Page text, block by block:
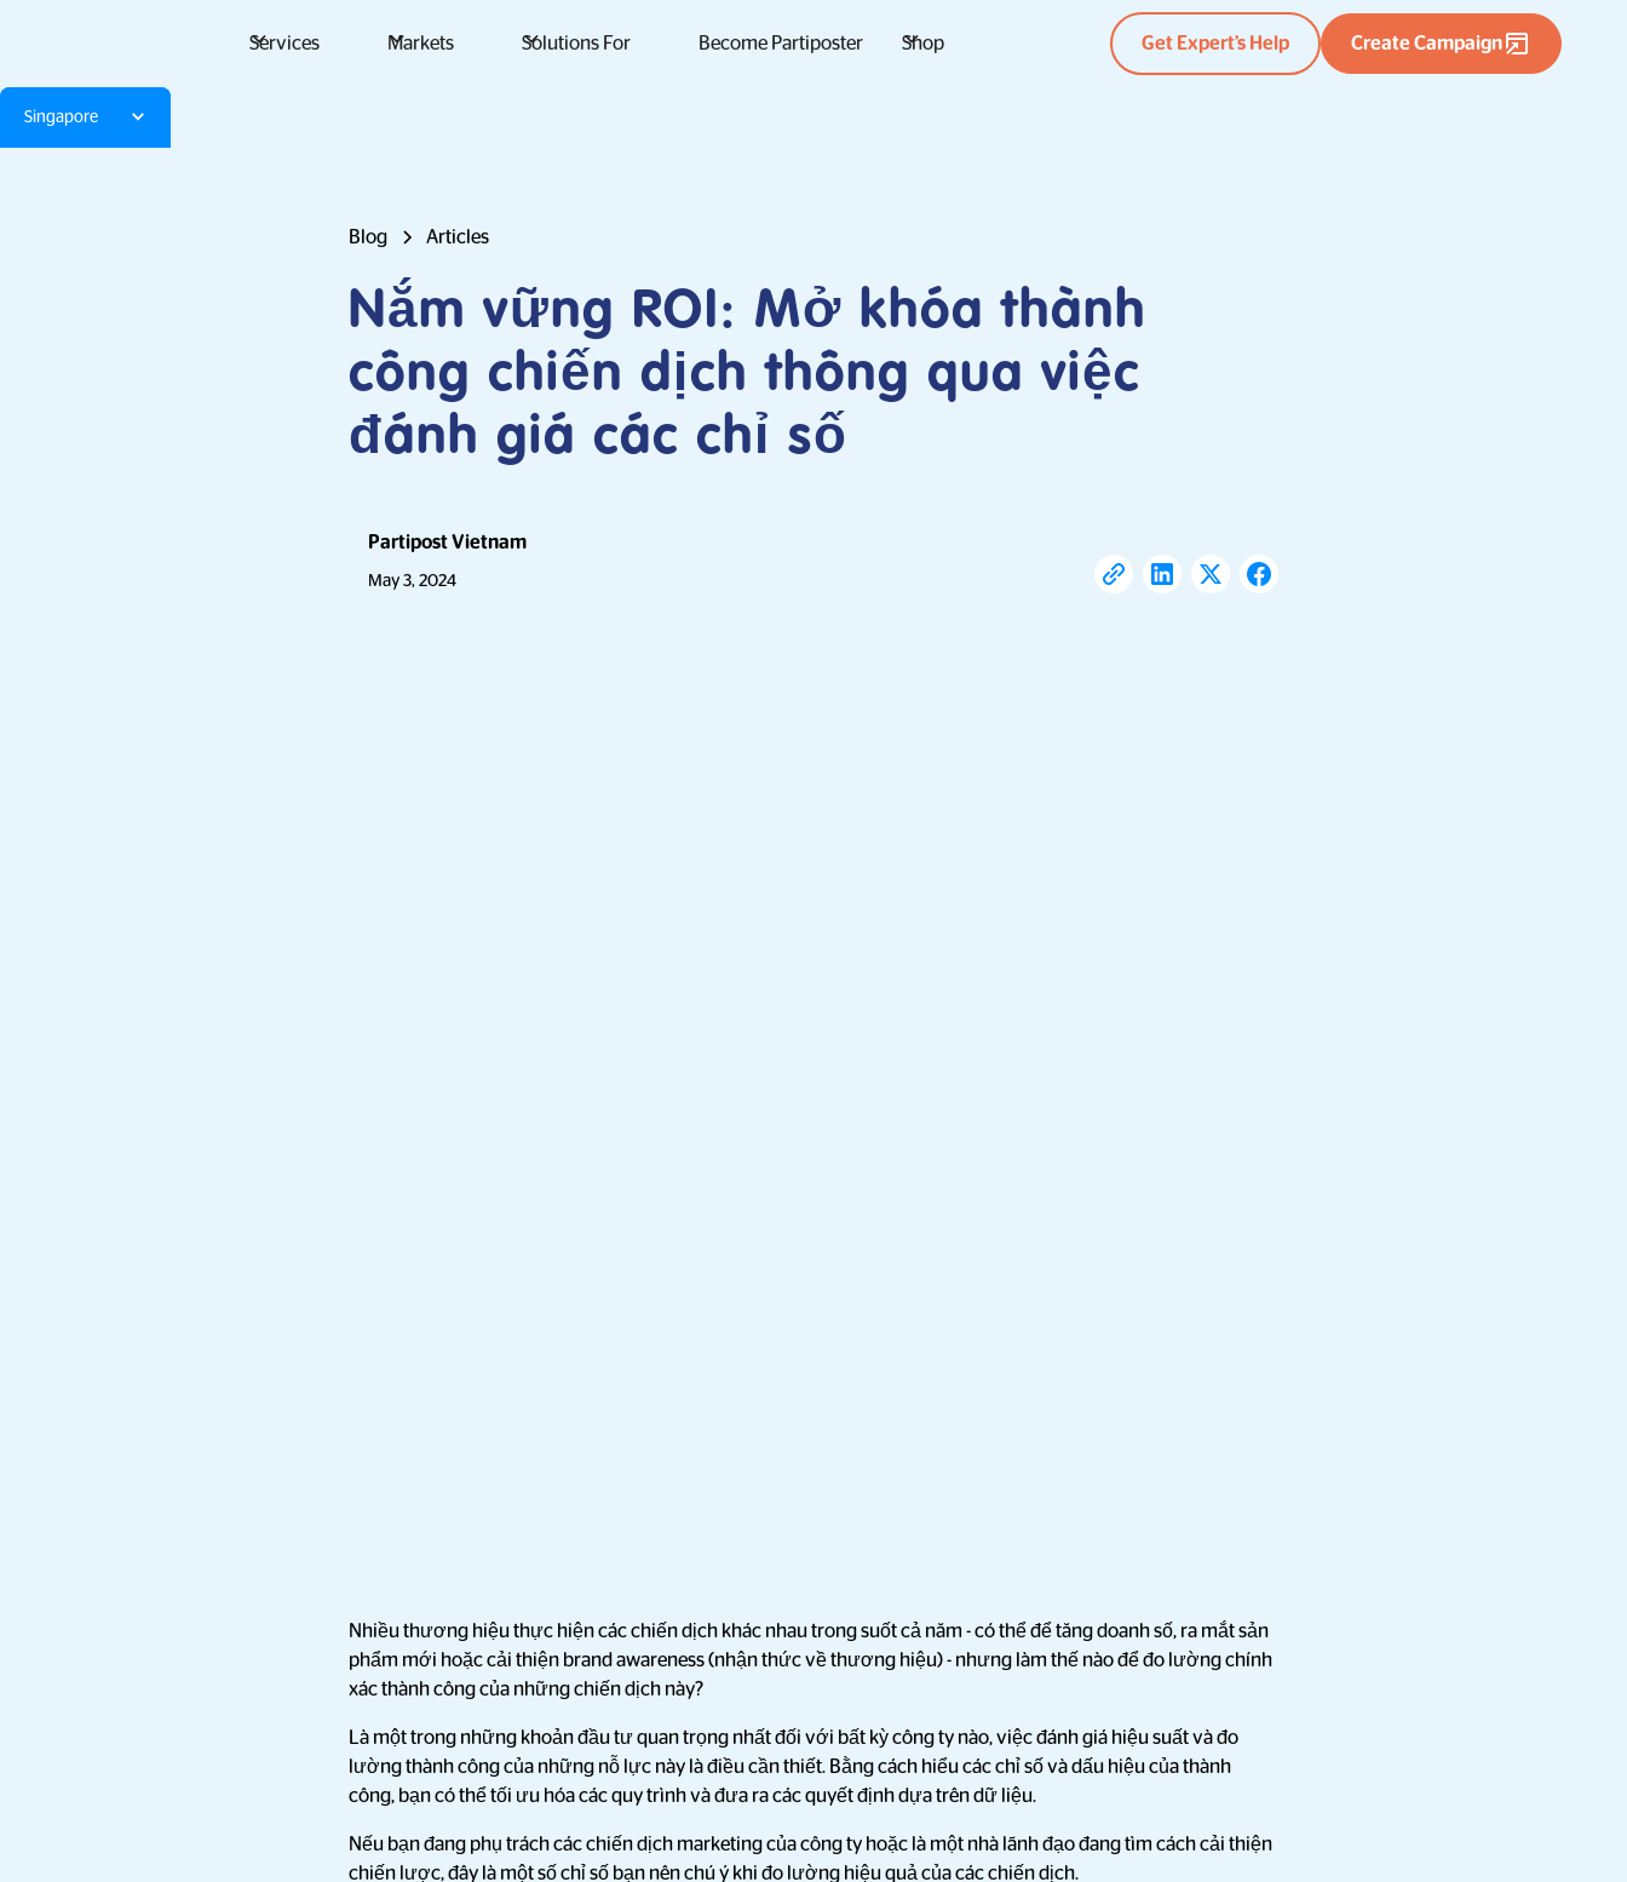
Services Markets Solutions For Become Partiposter Shop Get Expert’s Help Create Campaign
Singapore
Blog Articles
Nắm vững ROI: Mở khóa thành
công chiến dịch thông qua việc
đánh giá các chỉ số
Partipost Vietnam
May 3, 2024
Nhiều thương hiệu thực hiện các chiến dịch khác nhau trong suốt cả năm - có thể để tăng doanh số, ra mắt sản
phẩm mới hoặc cải thiện brand awareness (nhận thức về thương hiệu) - nhưng làm thế nào để đo lường chính
xác thành công của những chiến dịch này?
Là một trong những khoản đầu tư quan trọng nhất đối với bất kỳ công ty nào, việc đánh giá hiệu suất và đo
lường thành công của những nỗ lực này là điều cần thiết. Bằng cách hiểu các chỉ số và dấu hiệu của thành
công, bạn có thể tối ưu hóa các quy trình và đưa ra các quyết định dựa trên dữ liệu.
Nếu bạn đang phụ trách các chiến dịch marketing của công ty hoặc là một nhà lãnh đạo đang tìm cách cải thiện
chiến lược, đây là một số chỉ số bạn nên chú ý khi đo lường hiệu quả của các chiến dịch.